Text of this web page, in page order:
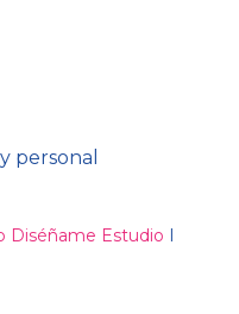
personal
Diséñame Estudio I